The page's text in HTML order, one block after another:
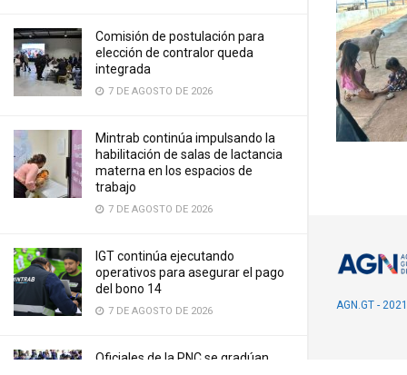
Comisión de postulación para
elección de contralor queda
integrada
7 DE AGOSTO DE 2026
Mintrab continúa impulsando la
habilitación de salas de lactancia
materna en los espacios de
trabajo
7 DE AGOSTO DE 2026
IGT continúa ejecutando
operativos para asegurar el pago
del bono 14
7 DE AGOSTO DE 2026
Oficiales de la PNC se gradúan
AGN.GT - 2021